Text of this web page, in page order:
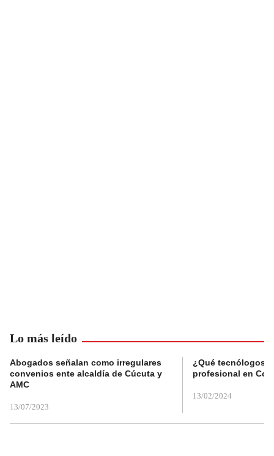
Lo más leído
Abogados señalan como irregulares
convenios ente alcaldía de Cúcuta y
AMC
13/07/2023
¿Qué tecnólogos
profesional en
13/02/2024